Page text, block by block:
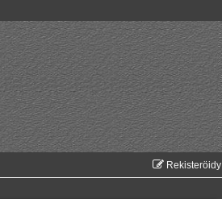
Rekisteröidy